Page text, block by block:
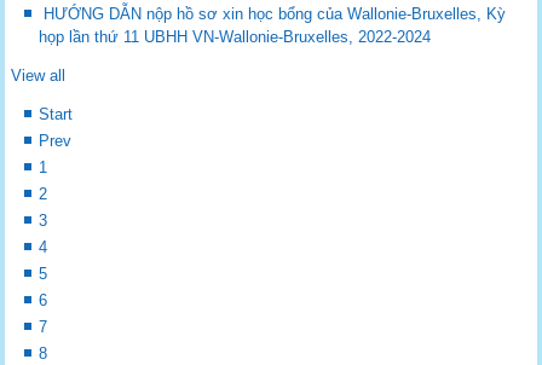
HƯỚNG DẪN nộp hồ sơ xin học bổng của Wallonie-Bruxelles, Kỳ
họp lần thứ 11 UBHH VN-Wallonie-Bruxelles, 2022-2024
View all
Start
Prev
1
2
3
4
5
6
7
8